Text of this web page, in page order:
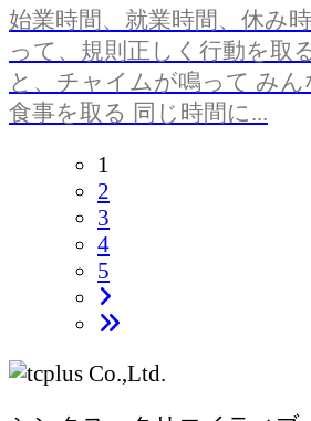
始業時間、就業時間、休み
って、規則正しく行動を取
と、チャイムが鳴って みん
食事を取る 同じ時間に...
1
2
3
4
5